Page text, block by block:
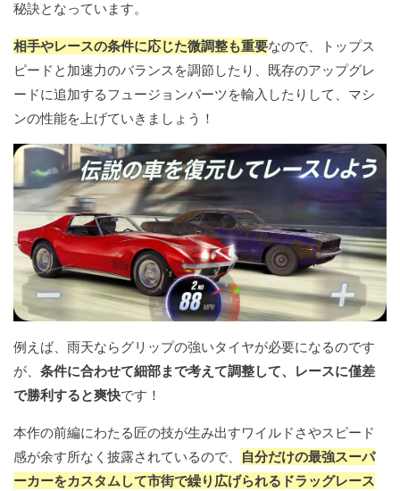
秘訣となっています。
相手やレースの条件に応じた微調整も重要なので、トップス
ピードと加速力のバランスを調節したり、既存のアップグレ
ードに追加するフュージョンパーツを輸入したりして、マシ
ンの性能を上げていきましょう！
例えば、雨天ならグリップの強いタイヤが必要になるのです
が、 条件に合わせて細部まで考えて調整して、レースに僅差
で勝利すると爽快です！
本作の前編にわたる匠の技が生み出すワイルドさやスピード
感が余す所なく披露されているので、
自分だけの最強スーパ
ーカーをカスタムして市街で繰り広げられるドラッグレース